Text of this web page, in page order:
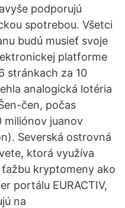
podporujú
spotrebou. Všetci
budú musieť svoje
platforme
stránkach za 10
analogická lotéria
čen, počas
juanov
Severská ostrovná
ktorá využíva
kryptomeny ako
portálu EURACTIV,
na